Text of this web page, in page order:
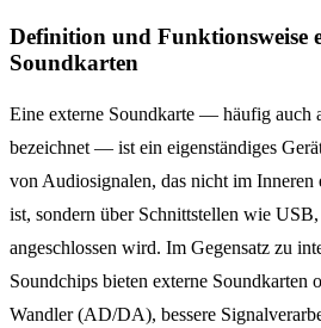
Definition und Funktionsweise
Soundkarten
Eine externe Soundkarte — häufig auch
bezeichnet — ist ein eigenständiges
von Audiosignalen, das nicht im Inneren
ist, sondern über Schnittstellen wie
angeschlossen wird. Im Gegensatz zu
Soundchips bieten externe Soundkarten
Wandler (AD/DA), bessere